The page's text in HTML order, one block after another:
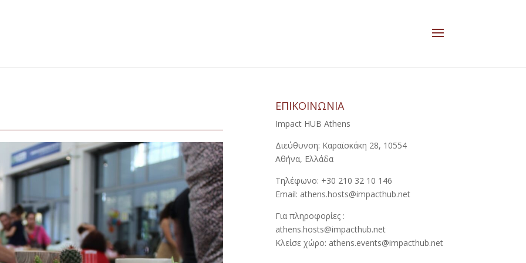
ΕΠΙΚΟΙΝΩΝΙΑ
Impact HUB Athens
Διεύθυνση: Καραϊσκάκη 28, 10554
Αθήνα, Ελλάδα
Τηλέφωνο: +30 210 32 10 146
Email: athens.hosts@impacthub.net
Για πληροφορίες :
athens.hosts@impacthub.net
Κλείσε χώρο: athens.events@impacthub.net